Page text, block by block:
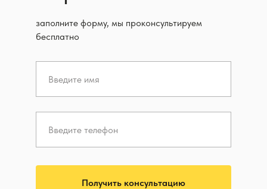
заполните форму, мы проконсультируем
бесплатно
Получить консультацию